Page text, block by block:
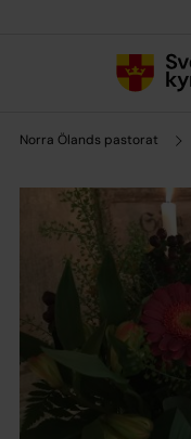
Norra Ölands pastorat